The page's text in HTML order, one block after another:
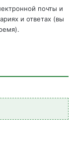
почты и
и ответах (вы